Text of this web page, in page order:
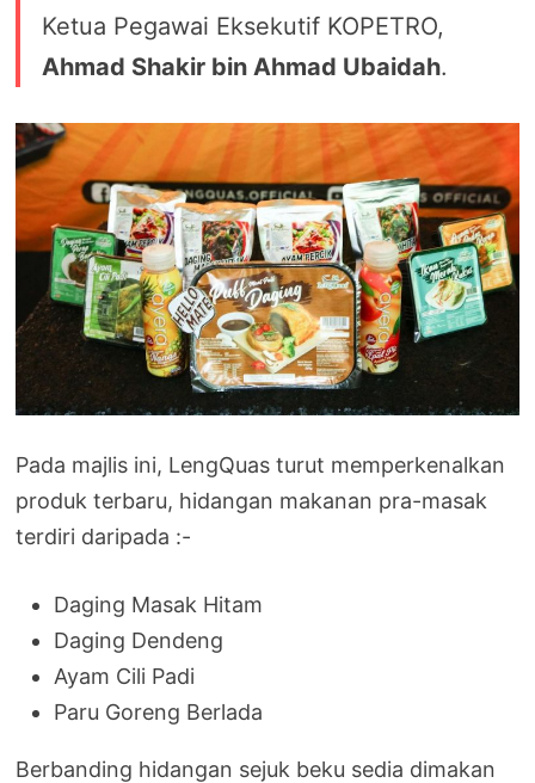
Ketua Pegawai Eksekutif KOPETRO,
Ahmad Shakir bin Ahmad Ubaidah.
Pada majlis ini, LengQuas turut memperkenalkan
produk terbaru, hidangan makanan pra-masak
terdiri daripada :-
Daging Masak Hitam
Daging Dendeng
Ayam Cili Padi
Paru Goreng Berlada
Berbanding hidangan sejuk beku sedia dimakan